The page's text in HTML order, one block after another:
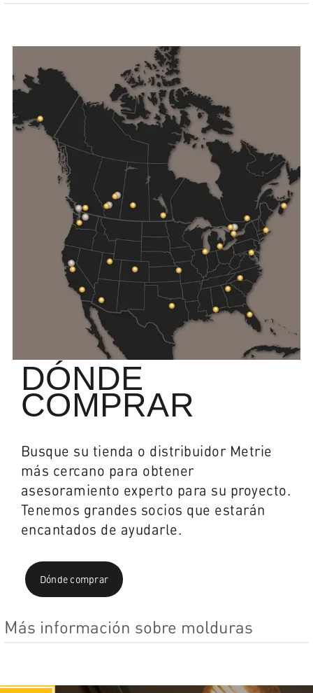
DÓNDE
COMPRAR
Busque su tienda o distribuidor Metrie
más cercano para obtener
asesoramiento experto para su proyecto.
Tenemos grandes socios que estarán
encantados de ayudarle.
Dónde comprar
Más información sobre molduras